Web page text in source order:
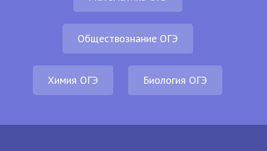
Обществознание ОГЭ
Химия ОГЭ Биология ОГЭ